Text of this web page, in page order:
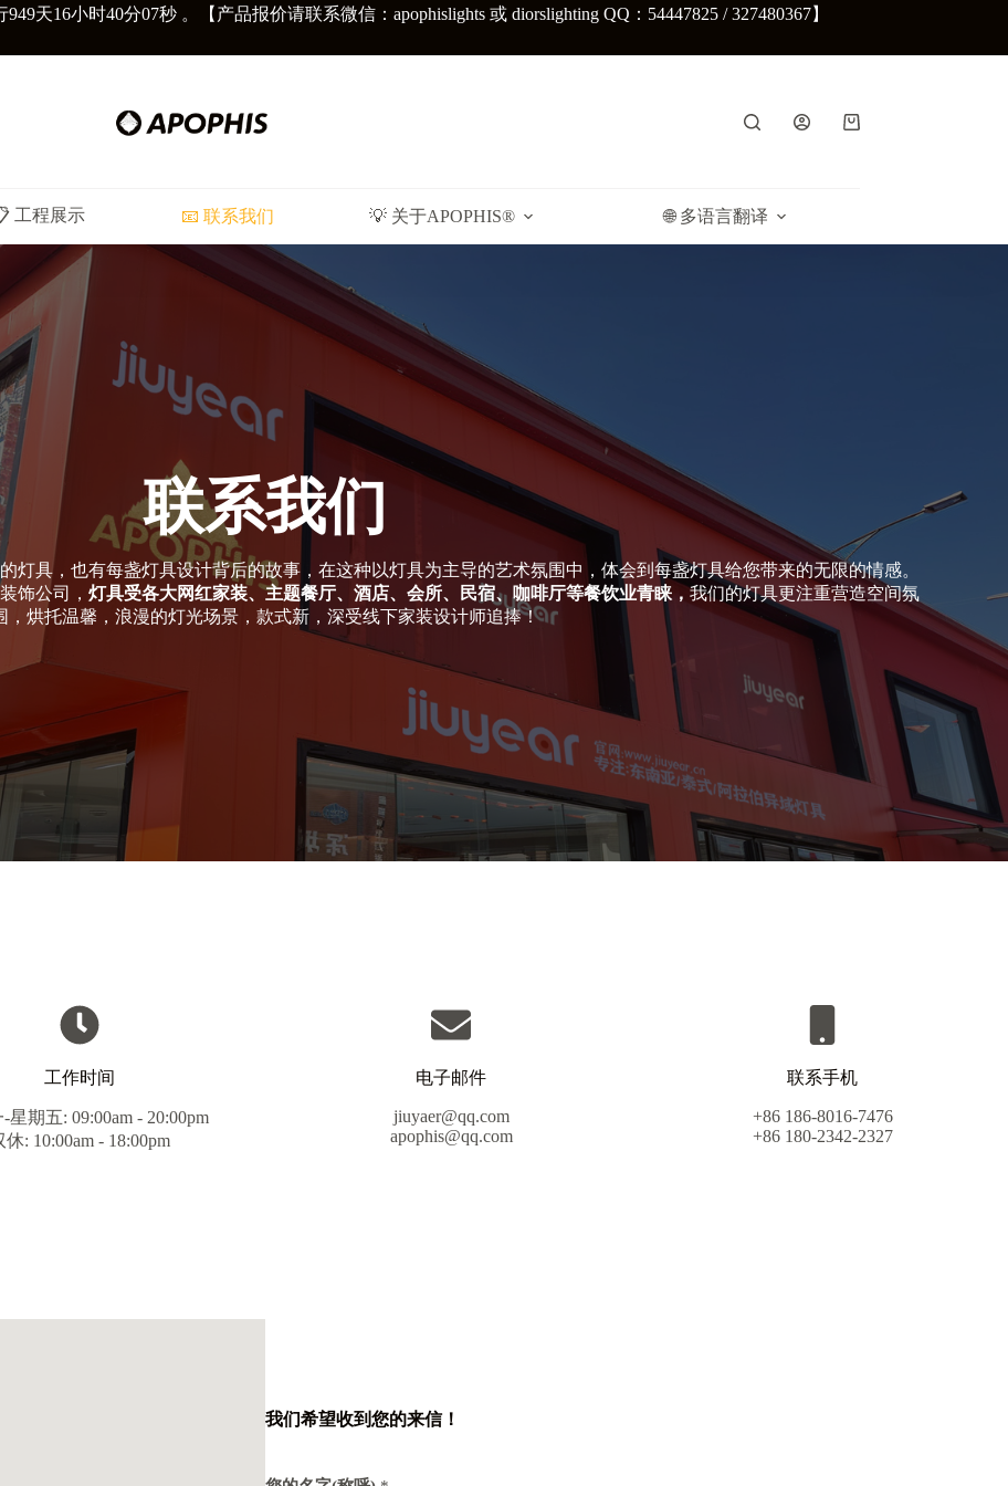
949天16小时40分09秒 。【产品报价请联系微信：apophislights 或 diorslighting QQ：54447825 / 327480367】
购
工程展示 📧 联系我们 💡 关于APOPHIS® 🌐 多语言翻译
联系我们
灯具，也有每盏灯具设计背后的故事，在这种以灯具为主导的艺术氛围中，体会到每盏灯具给您带来的无限的情感。
饰公司， 灯具受各大网红家装、主题餐厅、酒店、会所、民宿、咖啡厅等餐饮业青睐，我们的灯具更注重营造空间氛
，烘托温馨，浪漫的灯光场景，款式新，深受线下家装设计师追捧！
工作时间
星期五: 09:00am - 20:00pm
休: 10:00am - 18:00pm
电子邮件
jiuyaer@qq.com
apophis@qq.com
联系手机
+86 186-8016-7476
+86 180-2342-2327
我们希望收到您的来信！